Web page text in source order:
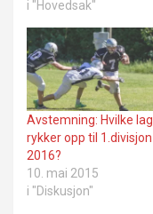
i "Hovedsak"
Avstemning: Hvilke lag
rykker opp til 1.divisjon
2016?
10. mai 2015
i "Diskusjon"